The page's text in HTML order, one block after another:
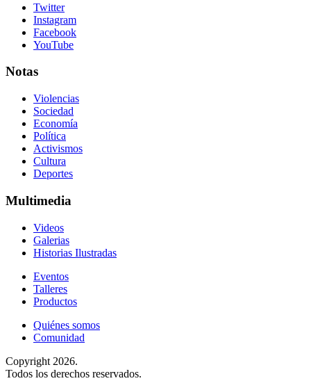
Twitter
Instagram
Facebook
YouTube
Notas
Violencias
Sociedad
Economía
Política
Activismos
Cultura
Deportes
Multimedia
Videos
Galerias
Historias Ilustradas
Eventos
Talleres
Productos
Quiénes somos
Comunidad
Copyright 2026.
Todos los derechos reservados.